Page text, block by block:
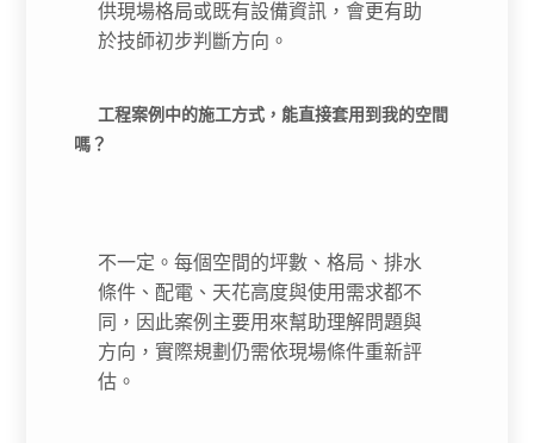
供現場格局或既有設備資訊，會更有助
於技師初步判斷方向。
工程案例中的施工方式，能直接套用到我的空間
嗎？
不一定。每個空間的坪數、格局、排水
條件、配電、天花高度與使用需求都不
同，因此案例主要用來幫助理解問題與
方向，實際規劃仍需依現場條件重新評
估。